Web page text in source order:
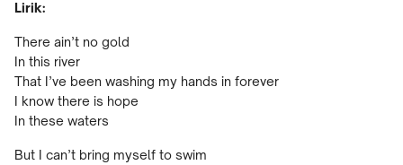
Lirik:
There ain’t no gold
In this river
That I’ve been washing my hands in forever
I know there is hope
In these waters
But I can’t bring myself to swim